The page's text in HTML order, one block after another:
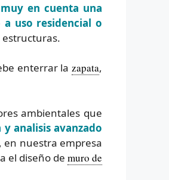
en cuenta una
uso residencial o
estructuras.
enterrar lazapata,
ambientales que
analisis avanzado
en nuestra empresa
el diseño de muro de